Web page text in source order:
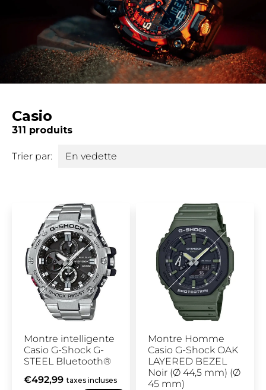
Casio
311 produits
Trier par:
Montre intelligente
Casio G-Shock G-
STEEL Bluetooth®
€492,99 taxes incluses
Montre Homme
Casio G-Shock OAK
LAYERED BEZEL
Noir (Ø 44,5 mm) (Ø
45 mm)